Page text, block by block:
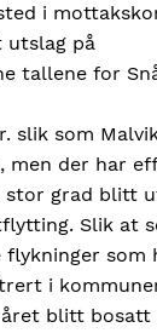
i
utslag på
tallene for
slik som
men der har
stor grad blitt
Slik at
flykninger som
i
blitt bosatt